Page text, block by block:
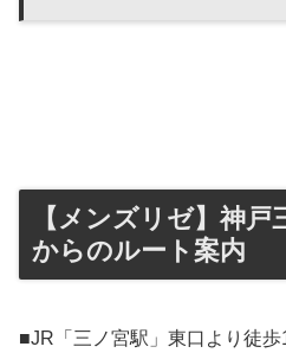
【メンズリゼ】神
からのルート案内
■JR「三ノ宮駅」東口より徒歩